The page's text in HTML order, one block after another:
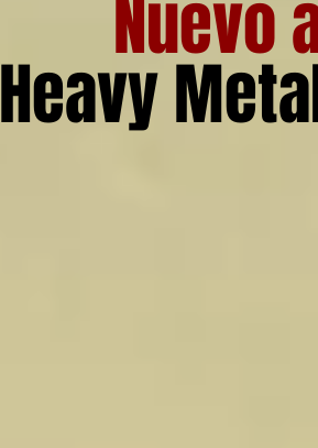
Nuevo
Heavy